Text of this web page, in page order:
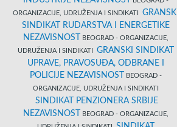
ORGANIZACIJE, UDRUŽENJA I SINDIKATI GRANSKI
SINDIKAT RUDARSTVA I ENERGETIKE
NEZAVISNOST
BEOGRAD - ORGANIZACIJE,
UDRUŽENJA I SINDIKATI GRANSKI SINDIKAT
UPRAVE, PRAVOSUĐA, ODBRANE I
POLICIJE NEZAVISNOST
BEOGRAD -
ORGANIZACIJE, UDRUŽENJA I SINDIKATI
SINDIKAT PENZIONERA SRBIJE
NEZAVISNOST
BEOGRAD - ORGANIZACIJE,